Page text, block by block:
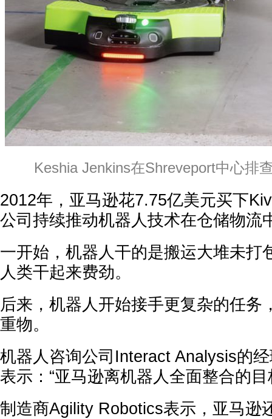
Keshia Jenkins在Shreveport中心排
2012年，亚马逊花7.75亿美元买下
公司持续推动机器人技术在仓储物流
一开始，机器人干的是搬运大堆未打
人类干起来费劲。
后来，机器人开始接手更复杂的任务
重物。
机器人咨询公司Interact Analysis的
表示：“亚马逊离机器人全面整合的
制造商Agility Robotics表示，亚马逊